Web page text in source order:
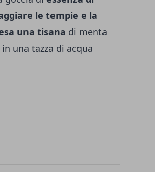
le tempie e la
una tisana di menta
una tazza di acqua